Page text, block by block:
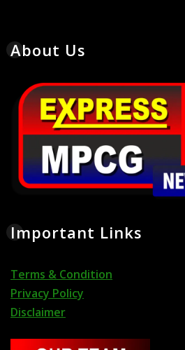
About Us
Important Links
Terms & Condition
Privacy Policy
Disclaimer